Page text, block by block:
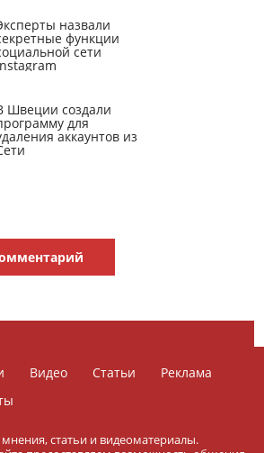
назвали
функции
сети
Швеции создали
для
аккаунтов из
Видео Статьи
Реклама
статьи и видеоматериалы.